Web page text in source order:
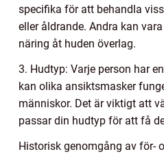
specifika för att behandla
eller åldrande. Andra kan
näring åt huden överlag.
3. Hudtyp: Varje person har
kan olika ansiktsmasker
människor. Det är viktigt att
passar din hudtyp för att få
Historisk genomgång av för-